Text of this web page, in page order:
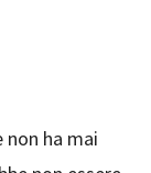
ha mai